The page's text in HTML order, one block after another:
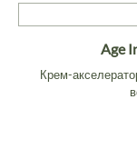
Age
Крем-